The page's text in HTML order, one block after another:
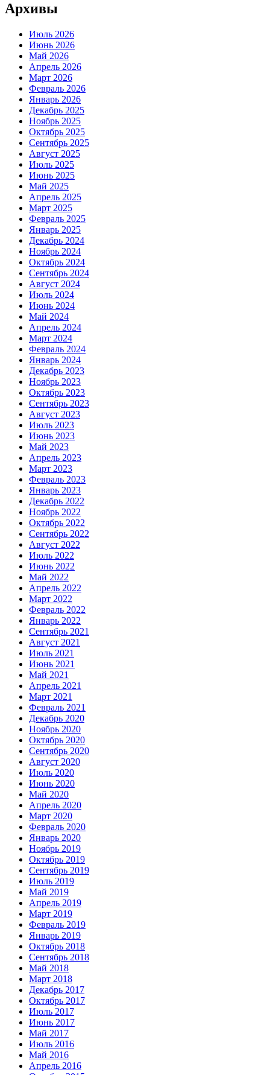
Архивы
Июль 2026
Июнь 2026
Май 2026
Апрель 2026
Март 2026
Февраль 2026
Январь 2026
Декабрь 2025
Ноябрь 2025
Октябрь 2025
Сентябрь 2025
Август 2025
Июль 2025
Июнь 2025
Май 2025
Апрель 2025
Март 2025
Февраль 2025
Январь 2025
Декабрь 2024
Ноябрь 2024
Октябрь 2024
Сентябрь 2024
Август 2024
Июль 2024
Июнь 2024
Май 2024
Апрель 2024
Март 2024
Февраль 2024
Январь 2024
Декабрь 2023
Ноябрь 2023
Октябрь 2023
Сентябрь 2023
Август 2023
Июль 2023
Июнь 2023
Май 2023
Апрель 2023
Март 2023
Февраль 2023
Январь 2023
Декабрь 2022
Ноябрь 2022
Октябрь 2022
Сентябрь 2022
Август 2022
Июль 2022
Июнь 2022
Май 2022
Апрель 2022
Март 2022
Февраль 2022
Январь 2022
Сентябрь 2021
Август 2021
Июль 2021
Июнь 2021
Май 2021
Апрель 2021
Март 2021
Февраль 2021
Декабрь 2020
Ноябрь 2020
Октябрь 2020
Сентябрь 2020
Август 2020
Июль 2020
Июнь 2020
Май 2020
Апрель 2020
Март 2020
Февраль 2020
Январь 2020
Ноябрь 2019
Октябрь 2019
Сентябрь 2019
Июль 2019
Май 2019
Апрель 2019
Март 2019
Февраль 2019
Январь 2019
Октябрь 2018
Сентябрь 2018
Май 2018
Март 2018
Декабрь 2017
Октябрь 2017
Июль 2017
Июнь 2017
Май 2017
Июль 2016
Май 2016
Апрель 2016